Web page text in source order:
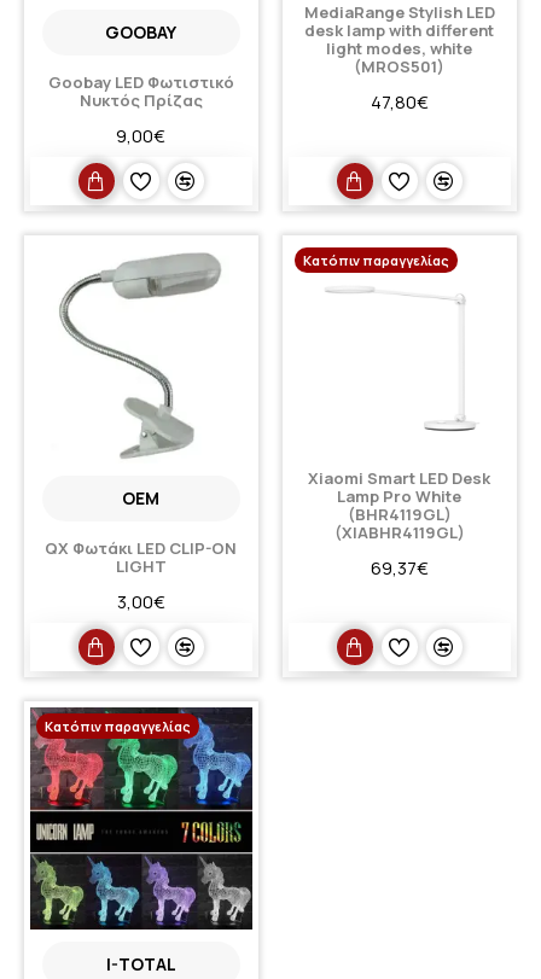
GOOBAY
Goobay LED Φωτιστικό
Νυκτός Πρίζας
9,00€
MediaRange Stylish LED
desk lamp with different
light modes, white
(MROS501)
47,80€
OEM
QX Φωτάκι LED CLIP-ON
LIGHT
3,00€
Κατόπιν παραγγελίας
Xiaomi Smart LED Desk
Lamp Pro White
(BHR4119GL)
(XIABHR4119GL)
69,37€
Κατόπιν παραγγελίας
I-TOTAL